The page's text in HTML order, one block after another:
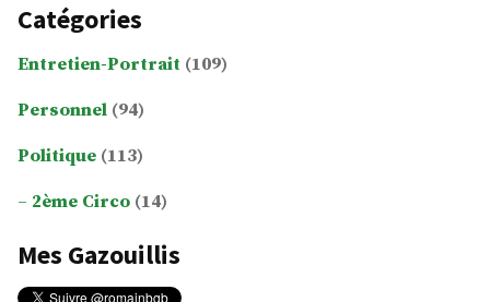
Catégories
Entretien-Portrait (109)
Personnel (94)
Politique (113)
2ème Circo (14)
Mes Gazouillis